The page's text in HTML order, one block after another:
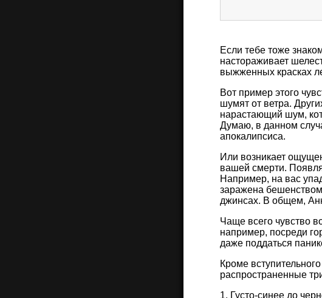
Если тебе тоже
настораживает
выжженных красках
Вот пример этого
шумят от ветра.
нарастающий шум,
Думаю, в данном
апокалипсиса.
Или возникает
вашей смерти.
Например, на вас
заражена
джинсах. В общем,
Чаще всего чувство
например, посреди
даже поддаться
Кроме
распространенные
1. Густо-синее до